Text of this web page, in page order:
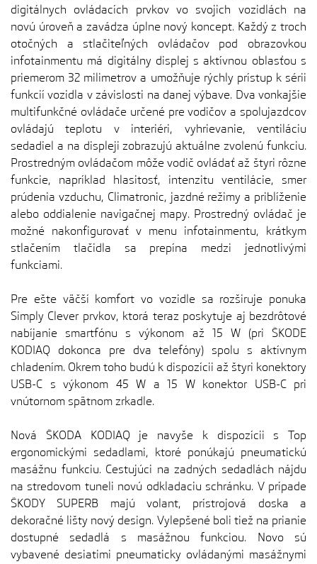
digitálnych ovládacích prvkov vo svojich vozidlách na
novú úroveň a zavádza úplne nový koncept. Každý z troch
otočných a stlačiteľných ovládačov pod obrazovkou
infotainmentu má digitálny displej s aktívnou oblasťou s
priemerom 32 milimetrov a umožňuje rýchly prístup k sérii
funkcií vozidla v závislosti na danej výbave. Dva vonkajšie
multifunkčné ovládače určené pre vodičov a spolujazdcov
ovládajú teplotu v interiéri, vyhrievanie, ventiláciu
sedadiel a na displeji zobrazujú aktuálne zvolenú funkciu.
Prostredným ovládačom môže vodič ovládať až štyri rôzne
funkcie, napríklad hlasitosť, intenzitu ventilácie, smer
prúdenia vzduchu, Climatronic, jazdné režimy a priblíženie
alebo oddialenie navigačnej mapy. Prostredný ovládač je
možné nakonfigurovať v menu infotainmentu, krátkym
stlačením tlačidla sa prepína medzi jednotlivými
funkciami.
Pre ešte väčší komfort vo vozidle sa rozširuje ponuka
Simply Clever prvkov, ktorá teraz poskytuje aj bezdrôtové
nabíjanie smartfónu s výkonom až 15 W (pri ŠKODE
KODIAQ dokonca pre dva telefóny) spolu s aktívnym
chladením. Okrem toho budú k dispozícii až štyri konektory
USB-C s výkonom 45 W a 15 W konektor USB-C pri
vnútornom spätnom zrkadle.
Nová ŠKODA KODIAQ je navyše k dispozícii s Top
ergonomickými sedadlami, ktoré ponúkajú pneumatickú
masážnu funkciu. Cestujúci na zadných sedadlách nájdu
na stredovom tuneli novú odkladaciu schránku. V prípade
ŠKODY SUPERB majú volant, prístrojová doska a
dekoračné lišty nový design. Vylepšené boli tiež na prianie
dostupné sedadlá s masážnou funkciou. Novo sú
vybavené desiatimi pneumaticky ovládanými masážnymi